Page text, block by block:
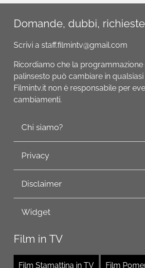
Domande, dubbi,
Scrivi a staff.filmintv@gmail.com
Ricordiamo che la programmazione
palinsesto può cambiare in
Filmintv.it non è responsabile per
cambiamenti.
Chi siamo?
Privacy
Disclaimer
Widget
Film in TV
Film Stamattina in TV Film